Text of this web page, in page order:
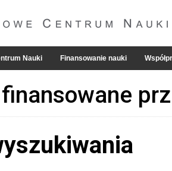
Nauki Finansowanie nauki